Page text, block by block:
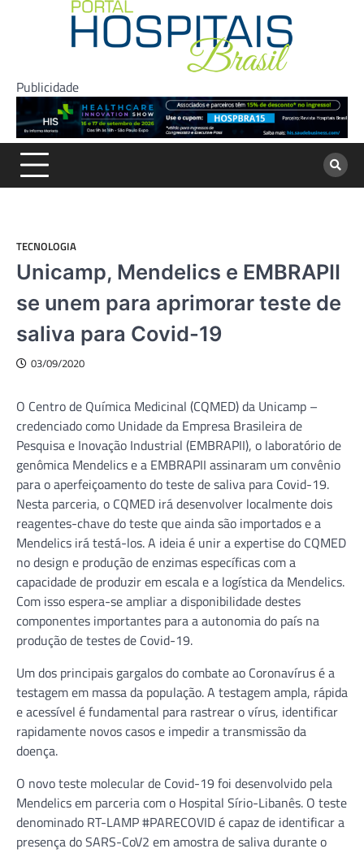
Publicidade
TECNOLOGIA
Unicamp, Mendelics e EMBRAPII
se unem para aprimorar teste de
saliva para Covid-19
03/09/2020
O Centro de Química Medicinal (CQMED) da Unicamp –
credenciado como Unidade da Empresa Brasileira de
Pesquisa e Inovação Industrial (EMBRAPII), o laboratório de
genômica Mendelics e a EMBRAPII assinaram um convênio
para o aperfeiçoamento do teste de saliva para Covid-19.
Nesta parceria, o CQMED irá desenvolver localmente dois
reagentes-chave do teste que ainda são importados e a
Mendelics irá testá-los. A ideia é unir a expertise do CQMED
no design e produção de enzimas específicas com a
capacidade de produzir em escala e a logística da Mendelics.
Com isso espera-se ampliar a disponibilidade destes
componentes importantes para a autonomia do país na
produção de testes de Covid-19.
Um dos principais gargalos do combate ao Coronavírus é a
testagem em massa da população. A testagem ampla, rápida
e acessível é fundamental para rastrear o vírus, identificar
rapidamente novos casos e impedir a transmissão da
doença.
O novo teste molecular de Covid-19 foi desenvolvido pela
Mendelics em parceria com o Hospital Sírio-Libanês. O teste
denominado RT-LAMP #PARECOVID é capaz de identificar a
presença do SARS-CoV2 em amostra de saliva durante o